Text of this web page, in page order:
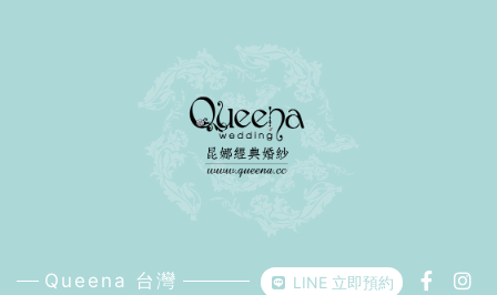
Queena 台灣 LINE 立即預約